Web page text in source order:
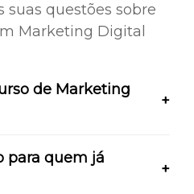
suas questões sobre
Marketing Digital
de Marketing
+
para quem já
+